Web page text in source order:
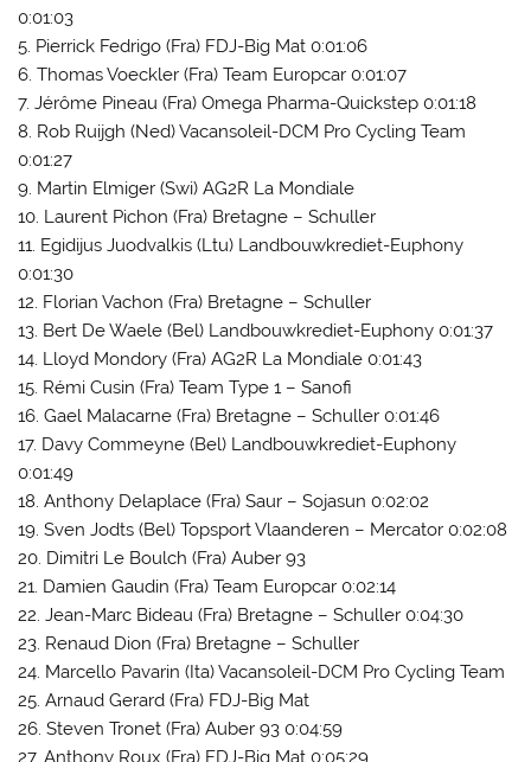
0:01:03
5. Pierrick Fedrigo (Fra) FDJ-Big Mat 0:01:06
6. Thomas Voeckler (Fra) Team Europcar 0:01:07
7. Jérôme Pineau (Fra) Omega Pharma-Quickstep 0:01:18
8. Rob Ruijgh (Ned) Vacansoleil-DCM Pro Cycling Team
0:01:27
9. Martin Elmiger (Swi) AG2R La Mondiale
10. Laurent Pichon (Fra) Bretagne – Schuller
11. Egidijus Juodvalkis (Ltu) Landbouwkrediet-Euphony
0:01:30
12. Florian Vachon (Fra) Bretagne – Schuller
13. Bert De Waele (Bel) Landbouwkrediet-Euphony 0:01:37
14. Lloyd Mondory (Fra) AG2R La Mondiale 0:01:43
15. Rémi Cusin (Fra) Team Type 1 – Sanofi
16. Gael Malacarne (Fra) Bretagne – Schuller 0:01:46
17. Davy Commeyne (Bel) Landbouwkrediet-Euphony
0:01:49
18. Anthony Delaplace (Fra) Saur – Sojasun 0:02:02
19. Sven Jodts (Bel) Topsport Vlaanderen – Mercator 0:02:08
20. Dimitri Le Boulch (Fra) Auber 93
21. Damien Gaudin (Fra) Team Europcar 0:02:14
22. Jean-Marc Bideau (Fra) Bretagne – Schuller 0:04:30
23. Renaud Dion (Fra) Bretagne – Schuller
24. Marcello Pavarin (Ita) Vacansoleil-DCM Pro Cycling Team
25. Arnaud Gerard (Fra) FDJ-Big Mat
26. Steven Tronet (Fra) Auber 93 0:04:59
27. Anthony Roux (Fra) FDJ-Big Mat 0:05:29